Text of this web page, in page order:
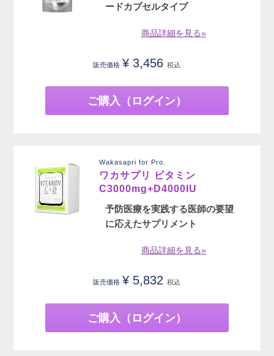
ードカプセルタイプ
商品詳細を見る»
販売価格 ¥ 3,456 税込
ご購入（ログイン）
Wakasapri for Pro.
ワカサプリ ビタミン
C3000mg+D4000IU
予防医療を実践する医師の要望
に応えたサプリメント
商品詳細を見る»
販売価格 ¥ 5,832 税込
ご購入（ログイン）